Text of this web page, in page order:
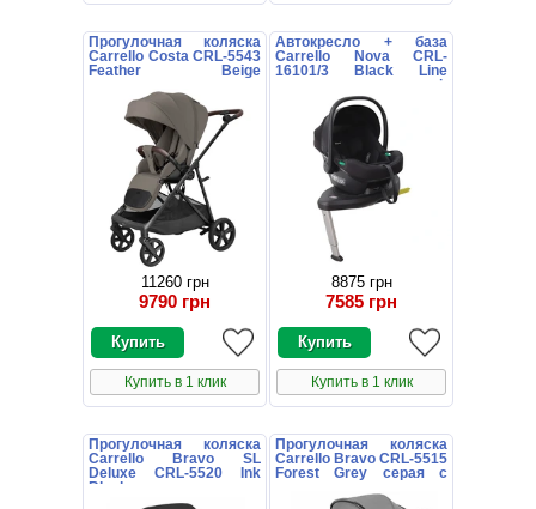
Прогулочная коляска
Carrello Costa CRL-5543
Feather Beige
поворотным блоком
11260 грн
9790 грн
Купить в 1 клик
Автокресло + база
Carrello Nova CRL-
16101/3 Black Line
черное поворотное i-
Size Isofix
8875 грн
7585 грн
Купить в 1 клик
Прогулочная коляска
Carrello Bravo SL
Deluxe CRL-5520 Ink
Black черная
Прогулочная коляска
Carrello Bravo CRL-5515
Forest Grey серая с